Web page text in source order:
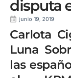
disputa
junio 19, 2019
Carlota
Luna
las